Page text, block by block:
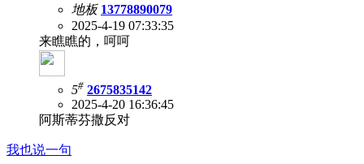
地板 13778890079
2025-4-19 07:33:35
来瞧瞧的，呵呵
5# 2675835142
2025-4-20 16:36:45
阿斯蒂芬撒反对
我也说一句